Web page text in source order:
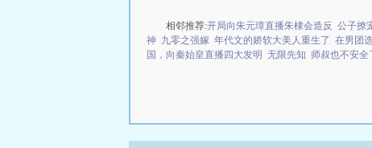
相邻推荐:开局向朱元璋直播朱棣会造反 公子撩
神 九零之强嫁 年代文的娇软大美人重生了 在男团
国，向秦始皇直播四大发明 无限先知 师叔也不安全